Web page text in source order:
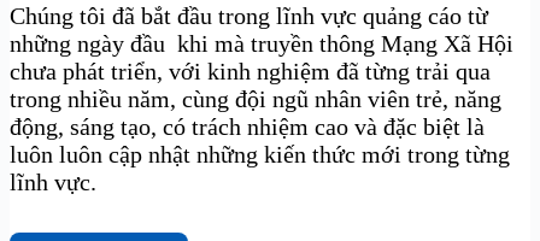
Chúng tôi đã bắt đầu trong lĩnh vực quảng cáo từ
những ngày đầu khi mà truyền thông Mạng Xã Hội
chưa phát triển, với kinh nghiệm đã từng trải qua
trong nhiều năm, cùng đội ngũ nhân viên trẻ, năng
động, sáng tạo, có trách nhiệm cao và đặc biệt là
luôn luôn cập nhật những kiến thức mới trong từng
lĩnh vực.